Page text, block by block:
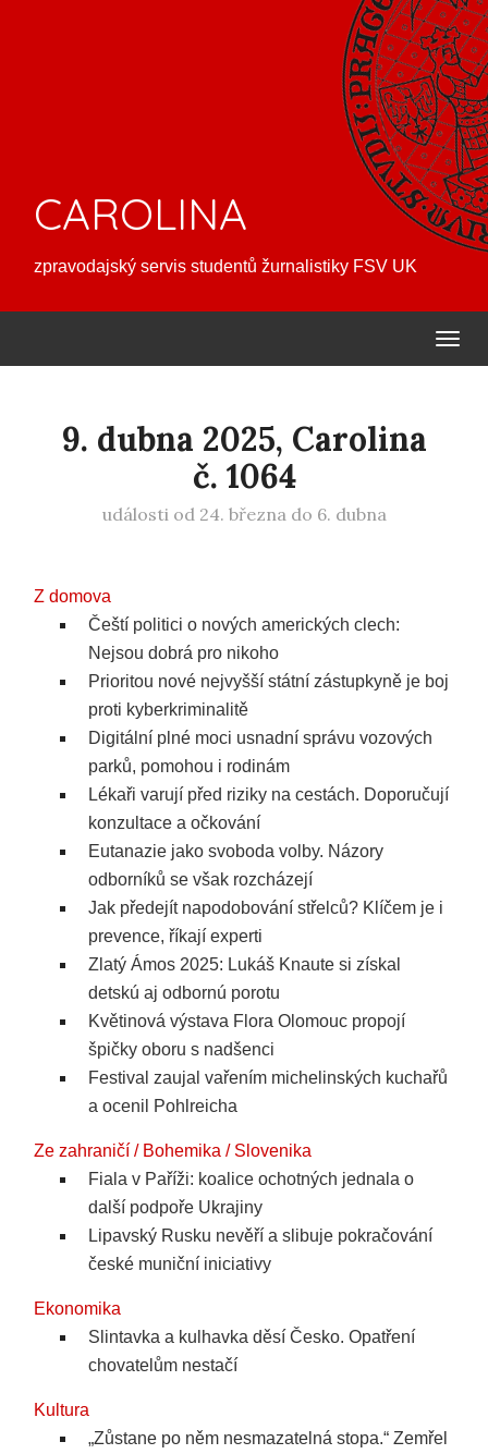
CAROLINA
zpravodajský servis studentů žurnalistiky FSV UK
9. dubna 2025, Carolina
č. 1064
události od 24. března do 6. dubna
Z domova
Čeští politici o nových amerických clech:
Nejsou dobrá pro nikoho
Prioritou nové nejvyšší státní zástupkyně je boj
proti kyberkriminalitě
Digitální plné moci usnadní správu vozových
parků, pomohou i rodinám
Lékaři varují před riziky na cestách. Doporučují
konzultace a očkování
Eutanazie jako svoboda volby. Názory
odborníků se však rozcházejí
Jak předejít napodobování střelců? Klíčem je i
prevence, říkají experti
Zlatý Ámos 2025: Lukáš Knaute si získal
detskú aj odbornú porotu
Květinová výstava Flora Olomouc propojí
špičky oboru s nadšenci
Festival zaujal vařením michelinských kuchařů
a ocenil Pohlreicha
Ze zahraničí / Bohemika / Slovenika
Fiala v Paříži: koalice ochotných jednala o
další podpoře Ukrajiny
Lipavský Rusku nevěří a slibuje pokračování
české muniční iniciativy
Ekonomika
Slintavka a kulhavka děsí Česko. Opatření
chovatelům nestačí
Kultura
„Zůstane po něm nesmazatelná stopa.“ Zemřel